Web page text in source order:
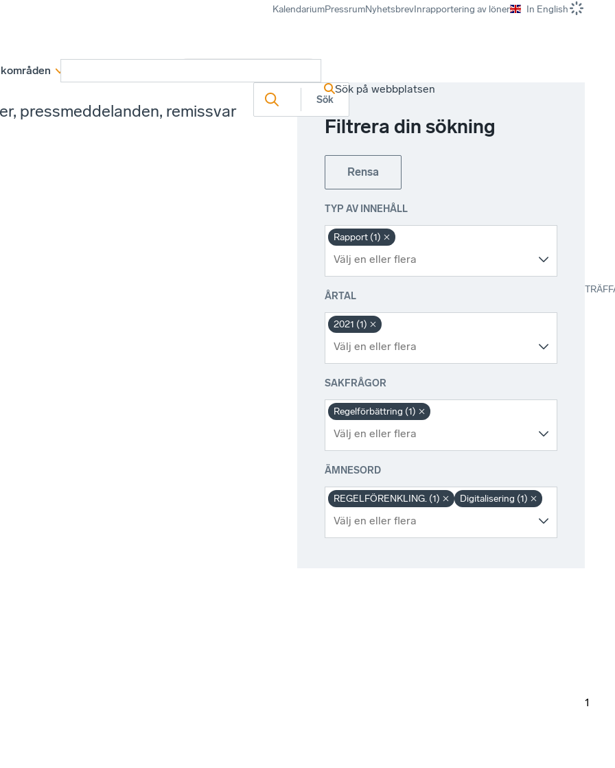
KalendariumPressrumNyhetsbrevInrapportering av löner In English
Sök på webbplatsen
pressmeddelanden, remissvar
Filtrera din sökning
Rensa
TYP AV INNEHÅLL
Rapport (1)
ÅRTAL
2021 (1)
SAKFRÅGOR
Regelförbättring (1)
ÄMNESORD
REGELFÖRENKLING. (1) Digitalisering (1)
Sök
1